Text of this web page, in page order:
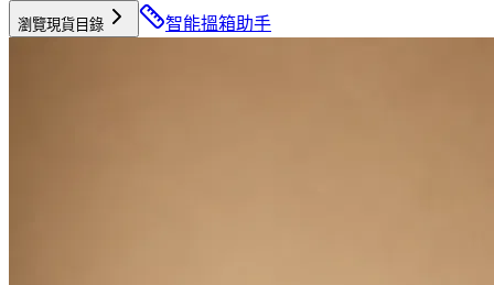
瀏覽現貨目錄 智能搵箱助手